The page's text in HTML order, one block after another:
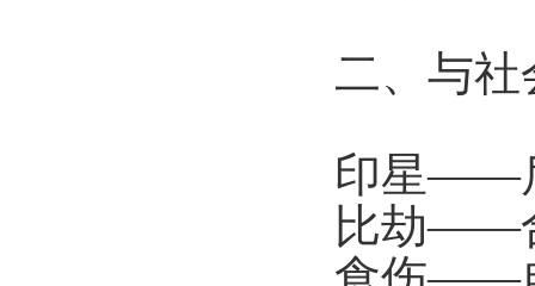
二、与
印星——
比劫——